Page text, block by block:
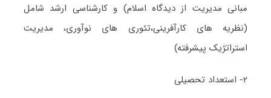
مبانی مدیریت از دیدگاه اسلام) و کارشناسی ارشد شامل
(نظریه های کارآفرینی،تئوری های نوآوری، مدیریت
استراتژیک پیشرفته)
۲- استعداد تحصیلی